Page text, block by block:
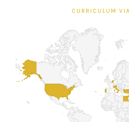
CURRICULUM